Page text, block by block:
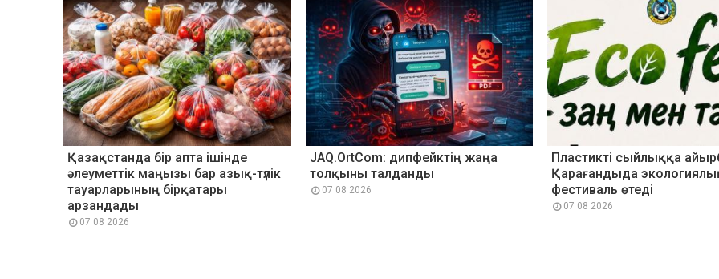
Қазақстанда бір апта ішінде
әлеуметтік маңызы бар азық-түлік
тауарларының бірқатары
арзандады
07 08 2026
JAQ.OrtCom: дипфейктің жаңа
толқыны талданды
07 08 2026
Пластикті сыйлыққа
Қарағандыда
фестиваль өтеді
07 08 2026